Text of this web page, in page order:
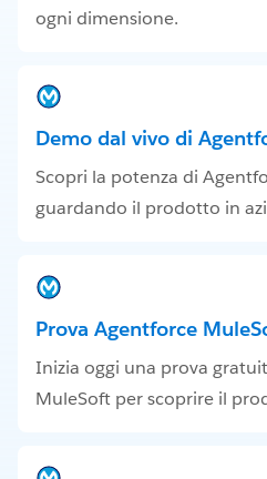
ogni dimensione.
Demo dal vivo di
Scopri la potenza di
guardando il prodotto in
Prova Agentforce
Inizia oggi una prova
MuleSoft per scoprire il